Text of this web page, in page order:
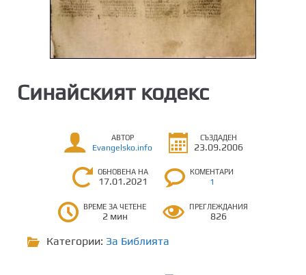
Синайският кодекс
АВТОР
Evangelsko.info
СЪЗДАДЕН
23.09.2006
ОБНОВЕНА НА
17.01.2021
КОМЕНТАРИ
1
ВРЕМЕ ЗА ЧЕТЕНЕ
2 мин
ПРЕГЛЕЖДАНИЯ
826
Категории: За Библията